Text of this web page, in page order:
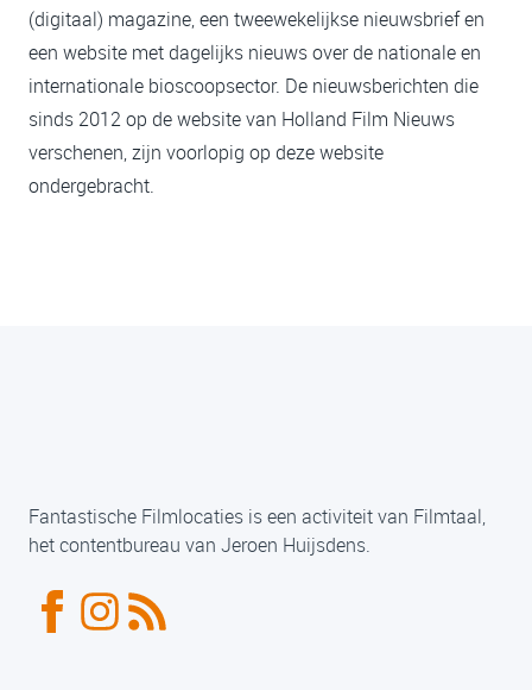
(digitaal) magazine, een tweewekelijkse nieuwsbrief en
een website met dagelijks nieuws over de nationale en
internationale bioscoopsector. De nieuwsberichten die
sinds 2012 op de website van Holland Film Nieuws
verschenen, zijn voorlopig op deze website
ondergebracht.
Fantastische Filmlocaties is een activiteit van Filmtaal,
het contentbureau van Jeroen Huijsdens.